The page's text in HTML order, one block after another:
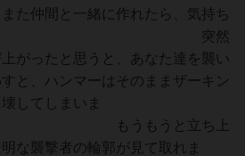
た仲間と一緒に作れたら、気持ち
です」 突然
がったと思うと、あなた達を襲い
と、ハンマーはそのままザーキン
してしまいま
もうと立ち上
な襲撃者の輪郭が見て取れま